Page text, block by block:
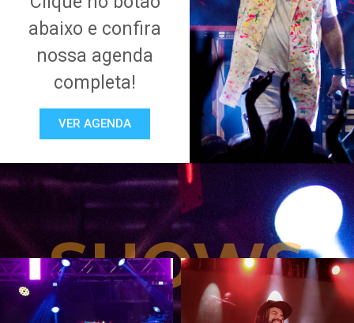
abaixo e confira
nossa agenda
completa!
VER AGENDA
SHOWS